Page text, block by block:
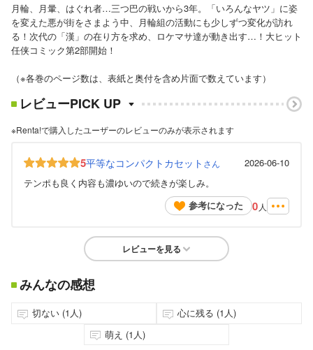
月輪、月暈、はぐれ者…三つ巴の戦いから3年。「いろんなヤツ」に姿
を変えた悪が街をさまよう中、月輪組の活動にも少しずつ変化が訪れ
る！次代の「漢」の在り方を求め、ロケマサ達が動き出す…！大ヒット
任侠コミック第2部開始！
（※各巻のページ数は、表紙と奥付を含め片面で数えています）
レビューPICK UP
※Renta!で購入したユーザーのレビューのみが表示されます
5平等なコンパクトカセット さん
2026-06-10
テンポも良く内容も濃ゆいので続きが楽しみ。
参考になった
0 人
レビューを見る
みんなの感想
切ない (1人)
心に残る (1人)
萌え (1人)